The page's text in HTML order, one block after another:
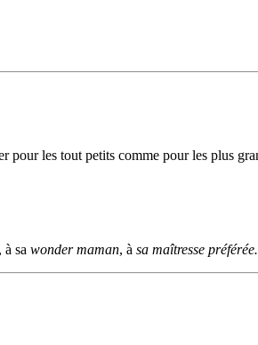
pour les tout petits comme pour les plus
, à sa wonder maman, à sa maîtresse